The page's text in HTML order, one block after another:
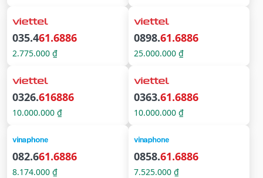
035.461.6886
2.775.000 ₫
0898.61.6886
25.000.000 ₫
0326.616886
10.000.000 ₫
0363.61.6886
10.000.000 ₫
082.661.6886
8.174.000 ₫
0858.61.6886
7.525.000 ₫